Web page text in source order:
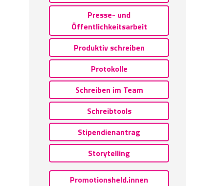
Presse- und
Öffentlichkeitsarbeit
Produktiv schreiben
Protokolle
Schreiben im Team
Schreibtools
Stipendienantrag
Storytelling
Promotionsheld.innen